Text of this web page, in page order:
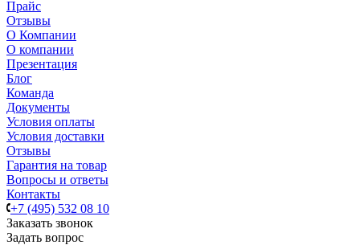
Прайс
Отзывы
О Компании
О компании
Презентация
Блог
Команда
Документы
Условия оплаты
Условия доставки
Отзывы
Гарантия на товар
Вопросы и ответы
Контакты
+7 (495) 532 08 10
Заказать звонок
Задать вопрос